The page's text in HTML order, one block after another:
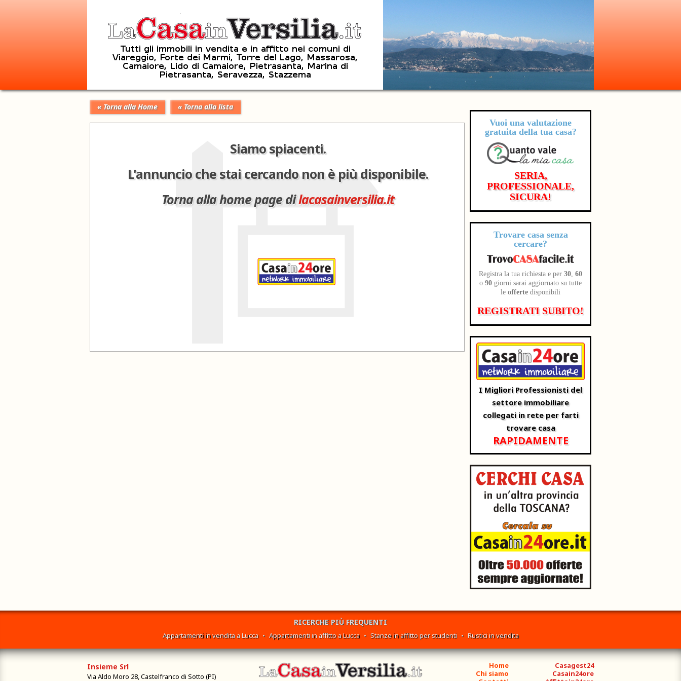
« Torna alla Home « Torna alla lista
Siamo spiacenti.
L'annuncio che stai cercando non è più disponibile.
Torna alla home page dilacasainversilia.it
Vuoi una valutazione
gratuitadella tua casa?
SERIA,
PROFESSIONALE,
SICURA!
Trovare casa senza
cercare?
Registra la tua richiesta e per 30, 60
o 90 giorni sarai aggiornato su tutte
le offerte disponibili
REGISTRATI SUBITO!
I Migliori Professionisti del
settore immobiliare
collegati in rete per farti
trovare casa
RAPIDAMENTE
RICERCHE PIÙ FREQUENTI
Appartamenti in vendita a Lucca • Appartamenti in affitto a Lucca • Stanze in affitto per studenti • Rustici in vendita
Insieme Srl
Via Aldo Moro 28, Castelfranco di Sotto (PI)
Home
Chi siamo
Casagest24
Casain24ore